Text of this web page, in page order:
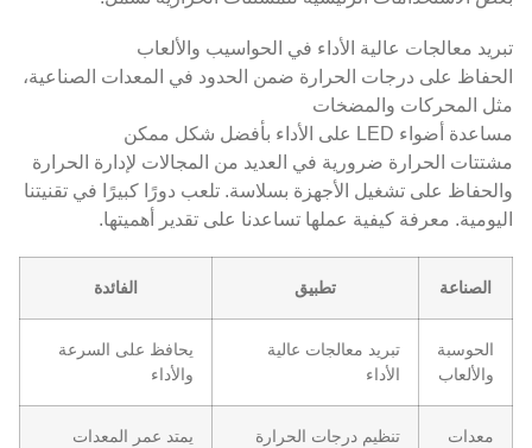
تبريد معالجات عالية الأداء في الحواسيب والألعاب
الحفاظ على درجات الحرارة ضمن الحدود في المعدات الصناعية،
مثل المحركات والمضخات
مساعدة أضواء LED على الأداء بأفضل شكل ممكن
مشتتات الحرارة ضرورية في العديد من المجالات لإدارة الحرارة
والحفاظ على تشغيل الأجهزة بسلاسة. تلعب دورًا كبيرًا في تقنيتنا
اليومية. معرفة كيفية عملها تساعدنا على تقدير أهميتها.
الصناعة تطبيق الفائدة
الحوسبة
والألعاب
تبريد معالجات عالية
الأداء
يحافظ على السرعة
والأداء
معدات
تنظيم درجات الحرارة
يمتد عمر المعدات